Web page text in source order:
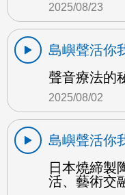
2025/08/23
島嶼聲活你
聲音療法的
2025/08/02
島嶼聲活你
日本燒締製
活、藝術交